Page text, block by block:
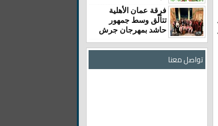
فرقة عمان الأهلية
تتألّق وسط جمهور
حاشد بمهرجان جرش
تواصل معنا